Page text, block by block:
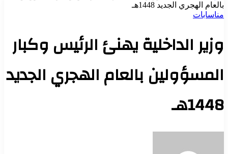
بالعام الهجري الجديد 1448هـ
مناسابات
وزير الداخلية يهنئ الرئيس وكبار
المسؤولين بالعام الهجري الجديد
1448هـ